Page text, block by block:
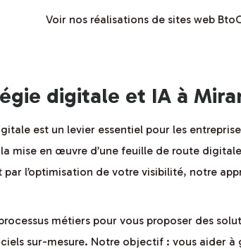
Voir nos réalisations de sites web
digitale et IA à
est un levier essentiel pour les
mise en œuvre d’une feuille de route
par l’optimisation de votre visibilité, notre
métiers pour vous proposer des
sur-mesure. Notre objectif : vous aider